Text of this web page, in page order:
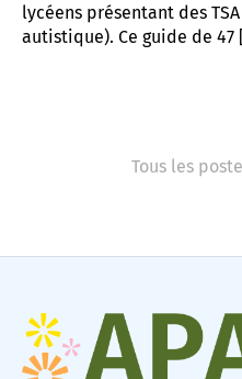
lycéens présentant des
autistique). Ce guide de 47
Tous les